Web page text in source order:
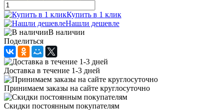
Купить в 1 клик
Нашли дешевле
В наличии
Поделиться
Доставка в течение 1-3 дней
Принимаем заказы на сайте круглосуточно
Скидки постоянным покупателям